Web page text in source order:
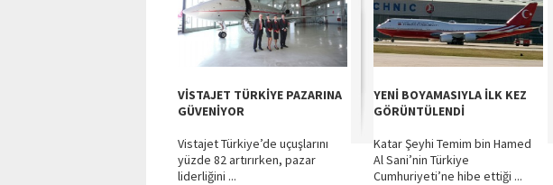
VİSTAJET TÜRKİYE PAZARINA
GÜVENİYOR
Vistajet Türkiye’de uçuşlarını
yüzde 82 artırırken, pazar
liderliğini ...
YENİ BOYAMASIYLA İLK KEZ
GÖRÜNTÜLENDİ
Katar Şeyhi Temim bin Hamed
Al Sani’nin Türkiye
Cumhuriyeti’ne hibe ettiği ...